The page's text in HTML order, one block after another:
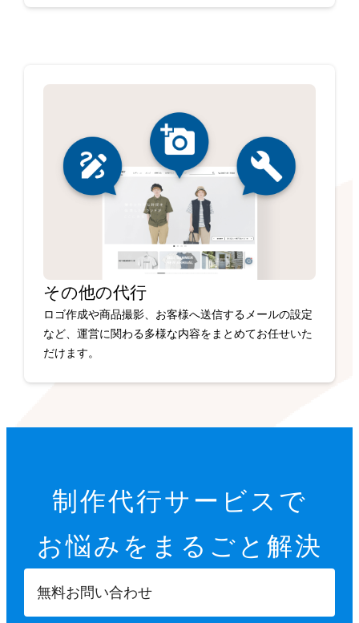
その他の代行
ロゴ作成や商品撮影、お客様へ送信するメールの設定
など、運営に関わる多様な内容をまとめてお任せいた
だけます。
制作代行サービスで
お悩みを まるごと解決
無料お問い合わせ